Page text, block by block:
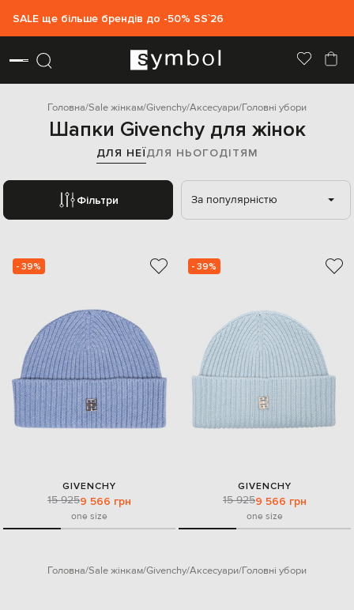
SALE ще більше брендів до -50% SS`26
Головна Sale жінкам Givenchy Аксесуари Головні убори
Шапки Givenchy для жінок
ДЛЯ НЕЇДЛЯ НЬОГОДІТЯМ
Фільтри За популярністю
- 39%
GIVENCHY
15 9259 566 грн
one size
- 39%
GIVENCHY
15 9259 566 грн
one size
Головна Sale жінкам Givenchy Аксесуари Головні убори